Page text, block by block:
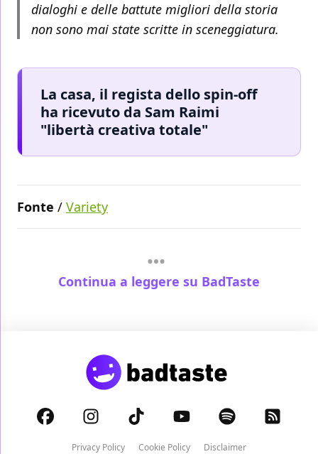
dialoghi e delle battute migliori della storia
non sono mai state scritte in sceneggiatura.
La casa, il regista dello spin-off
ha ricevuto da Sam Raimi
"libertà creativa totale"
Fonte / Variety
Continua a leggere su BadTaste
Privacy Policy Cookie Policy Disclaimer